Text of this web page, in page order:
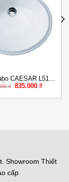
Add to
CAESAR L5115
Âm Bàn
₫ Giá
là:
835.000₫
tại
Showroom Thiết
cấp